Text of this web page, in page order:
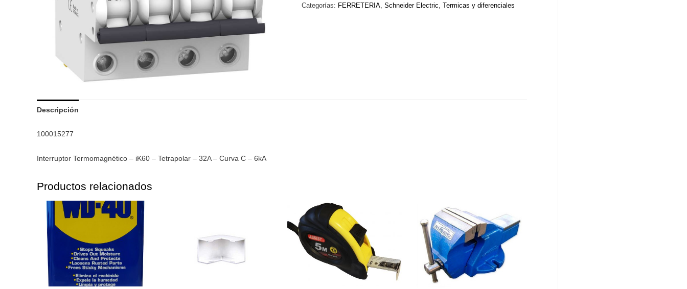
Categorías: FERRETERIA, Schneider Electric Termicas y diferenciales
Descripción
100015277
Interruptor Termomagnético – iK60 – Tetrapolar – 32A – Curva C – 6kA
Productos relacionados